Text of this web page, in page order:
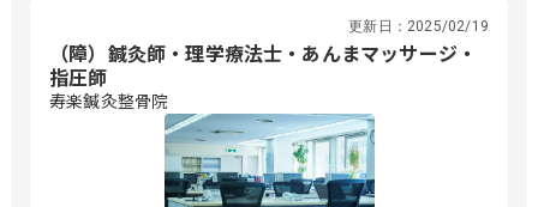
更新日： 2025/02/19
（障）鍼灸師・理学療法士・あんまマッサージ・
指圧師
寿楽鍼灸整骨院